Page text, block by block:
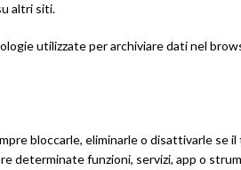
altri siti.
utilizzate per archiviare dati nel
bloccarle, eliminarle o disattivarle se il
determinate funzioni, servizi, app o